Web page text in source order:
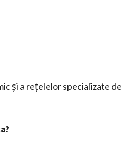
și a rețelelor specializate de